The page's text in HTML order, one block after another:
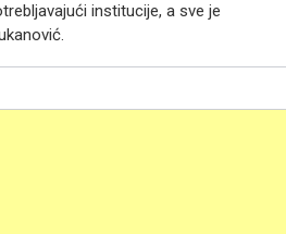
institucije, a sve je